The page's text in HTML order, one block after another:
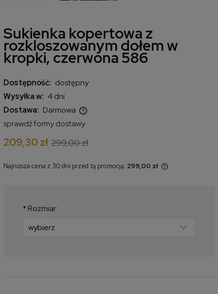
Sukienka kopertowa z
rozkloszowanym dołem w
kropki, czerwona 586
Dostępność: dostępny
Wysyłka w: 4 dni
Dostawa: Darmowa
Cena nie zawiera ewentualnych kosztów płatności
sprawdź formy dostawy
209,30 zł 299,00 zł
Najniższa cena z 30 dni przed tą promocją: 299,00 zł
* Rozmiar: